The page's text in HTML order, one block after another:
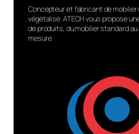
Concepteur et fabricant de mobilier
végétalisé. ATECH vous propose
de produits, du mobilier standard
mesure